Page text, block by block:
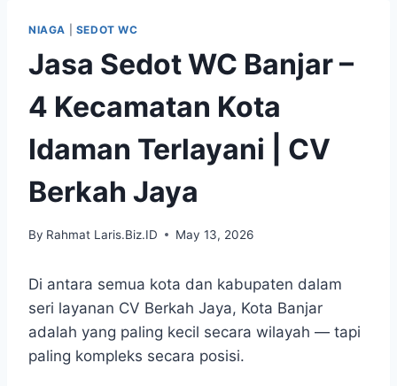
content
NIAGA SEDOT WC
Jasa Sedot WC Banjar –
4 Kecamatan Kota
Idaman Terlayani | CV
Berkah Jaya
By Rahmat Laris.Biz.ID May 13, 2026
Di antara semua kota dan kabupaten dalam
seri layanan CV Berkah Jaya, Kota Banjar
adalah yang paling kecil secara wilayah — tapi
paling kompleks secara posisi.